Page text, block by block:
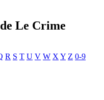
Le Crime
R S T U V W X Y Z 0-9